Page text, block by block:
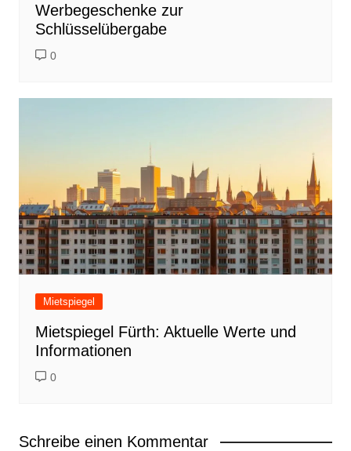
Werbegeschenke zur
Schlüsselübergabe
0
Mietspiegel
Mietspiegel Fürth: Aktuelle Werte und
Informationen
0
Schreibe einen Kommentar